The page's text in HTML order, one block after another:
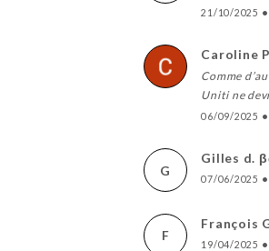
21/10/2025 •
Caroline
Comme
Uniti ne
06/09/2025 •
G
Gilles d.
07/06/2025 •
F
François
19/04/2025 •